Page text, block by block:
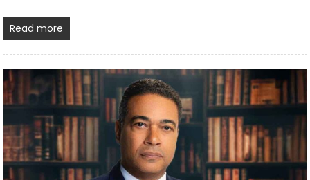
Read more